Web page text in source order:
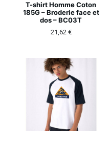
T-shirt Homme Coton
185G – Broderie face et
dos – BC03T
21,62 €